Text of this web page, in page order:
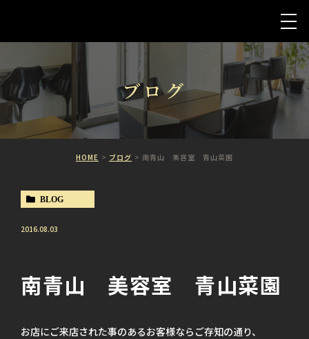
ブログ
HOME ブログ 南青山 美容室 青山菜園
BLOG
2016.08.03
南青山 美容室 青山菜園
お店にご来店された事のあるお客様ならご存知の通り、